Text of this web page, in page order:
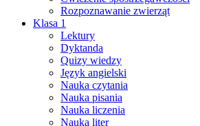
Rozpoznawanie zwierząt
Klasa 1
Lektury
Dyktanda
Quizy wiedzy
Język angielski
Nauka czytania
Nauka pisania
Nauka liczenia
Nauka liter